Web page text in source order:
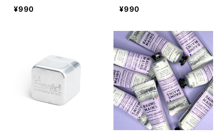
VETTE/ ラ・コルベット ＜
¥990
コルベット ＜フランス製＞
¥990